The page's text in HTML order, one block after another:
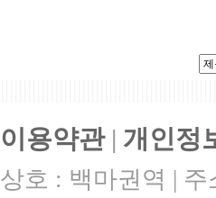
이용약관| 개인정
상호 : 백마권역 |